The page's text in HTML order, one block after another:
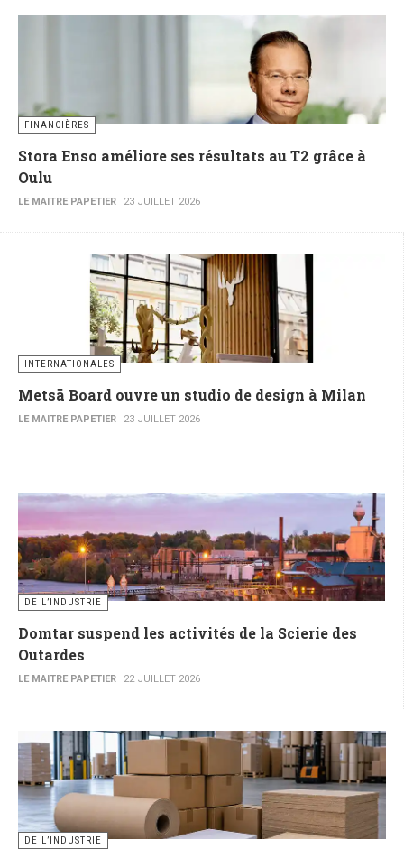
FINANCIÈRES
Stora Enso améliore ses résultats au T2 grâce à
Oulu
LE MAITRE PAPETIER 23 JUILLET 2026
INTERNATIONALES
Metsä Board ouvre un studio de design à Milan
LE MAITRE PAPETIER 23 JUILLET 2026
DE L’INDUSTRIE
Domtar suspend les activités de la Scierie des
Outardes
LE MAITRE PAPETIER 22 JUILLET 2026
DE L’INDUSTRIE